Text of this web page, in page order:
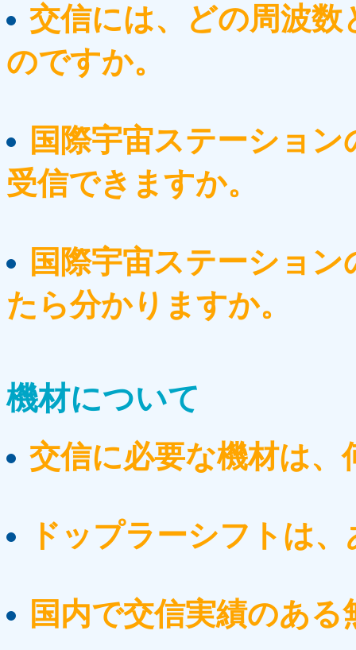
交信には、どの周波
のですか。
国際宇宙ステーショ
受信できますか。
国際宇宙ステーショ
たら分かりますか。
機材について
交信に必要な機材は、
ドップラーシフトは
国内で交信実績のあ